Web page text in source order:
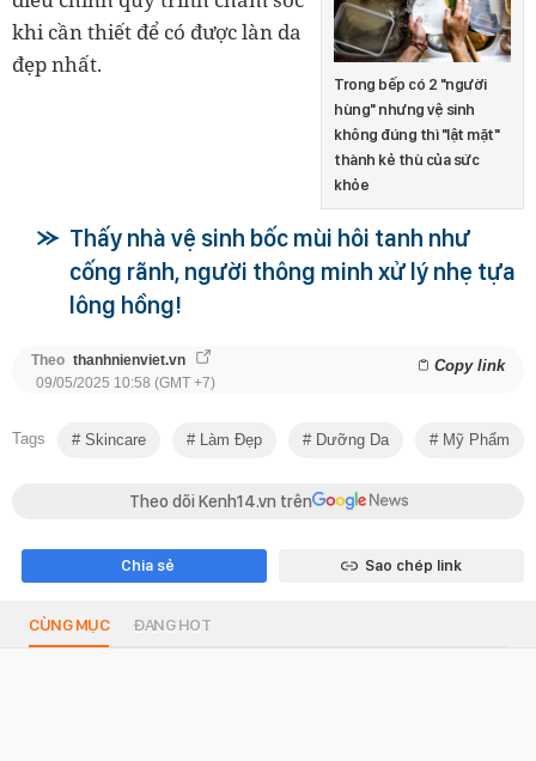
Trong bếp có 2 "người
hùng" nhưng vệ sinh
không đúng thì "lật mặt"
thành kẻ thù của sức
khỏe
khi cần thiết để có được làn da
đẹp nhất.
Thấy nhà vệ sinh bốc mùi hôi tanh như
cống rãnh, người thông minh xử lý nhẹ tựa
lông hồng!
Theo thanhnienviet.vn Copy link
09/05/2025 10:58 (GMT +7)
Tags Skincare Làm Đẹp Dưỡng Da Mỹ Phẩm
Theo dõi Kenh14.vn trên
Chia sẻ Sao chép link
CÙNG MỤC ĐANG HOT